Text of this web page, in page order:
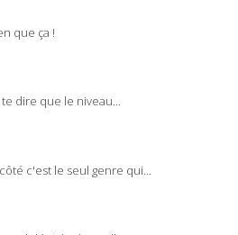
que ça !
dire que le niveau...
c'est le seul genre qui...